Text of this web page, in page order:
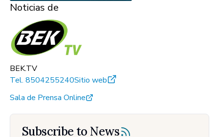
Noticias de
BEK.TV
Tel. 8504255240Sitio web
Sala de Prensa Online
Subscribe to News